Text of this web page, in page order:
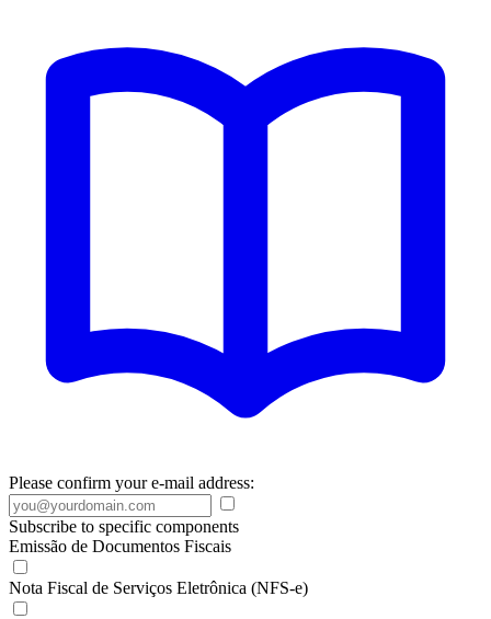
Please confirm your e-mail address:
Subscribe to specific components
Emissão de Documentos Fiscais
Nota Fiscal de Serviços Eletrônica (NFS-e)